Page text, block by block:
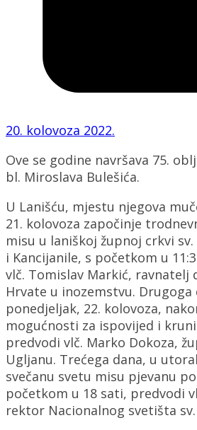
20. kolovoza 2022.
Ove se godine navršava 75.
bl. Miroslava Bulešića.
U Lanišću, mjestu njegova
21. kolovoza započinje
misu u laniškoj župnoj crkvi sv.
i Kancijanile, s početkom u
vlč. Tomislav Markić, ravnatelj
Hrvate u inozemstvu. Drugoga
ponedjeljak, 22. kolovoza,
mogućnosti za ispovijed i
predvodi vlč. Marko Dokoza,
Ugljanu. Trećega dana, u
svečanu svetu misu pjevanu
početkom u 18 sati, predvodi
rektor Nacionalnog svetišta sv.